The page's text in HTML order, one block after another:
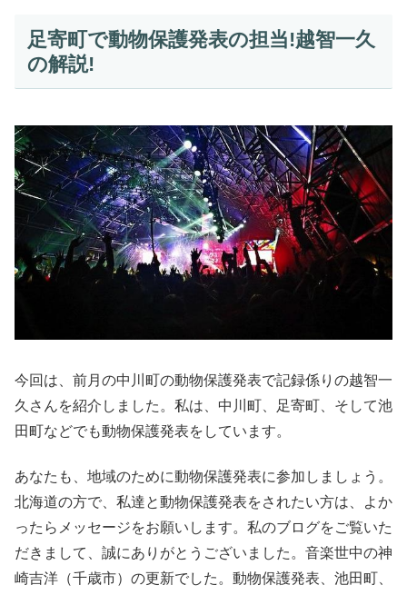
足寄町で動物保護発表の担当!越智一久
の解説!
今回は、前月の中川町の動物保護発表で記録係りの越智一
久さんを紹介しました。私は、中川町、足寄町、そして池
田町などでも動物保護発表をしています。
あなたも、地域のために動物保護発表に参加しましょう。
北海道の方で、私達と動物保護発表をされたい方は、よか
ったらメッセージをお願いします。私のブログをご覧いた
だきまして、誠にありがとうございました。音楽世中の神
崎吉洋（千歳市）の更新でした。動物保護発表、池田町、